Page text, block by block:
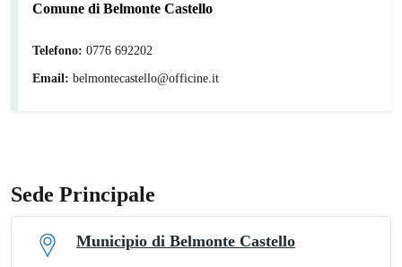
Comune di Belmonte Castello
Telefono: 0776 692202
Email: belmontecastello@officine.it
Sede Principale
Municipio di Belmonte Castello